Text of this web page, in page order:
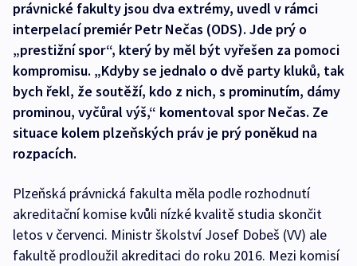
právnické fakulty jsou dva extrémy, uvedl v rámci
interpelací premiér Petr Nečas (ODS). Jde prý o
„prestižní spor“, který by měl být vyřešen za pomoci
kompromisu. „Kdyby se jednalo o dvě party kluků, tak
bych řekl, že soutěží, kdo z nich, s prominutím, dámy
prominou, vyčůral výš,“ komentoval spor Nečas. Ze
situace kolem plzeňských práv je prý poněkud na
rozpacích.
Plzeňská právnická fakulta měla podle rozhodnutí
akreditační komise kvůli nízké kvalitě studia skončit
letos v červenci. Ministr školství Josef Dobeš (VV) ale
fakultě prodloužil akreditaci do roku 2016. Mezi komisí